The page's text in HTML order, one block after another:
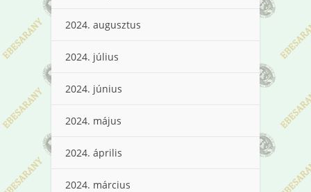
2024. augusztus
2024. július
2024. június
2024. május
2024. április
2024. március